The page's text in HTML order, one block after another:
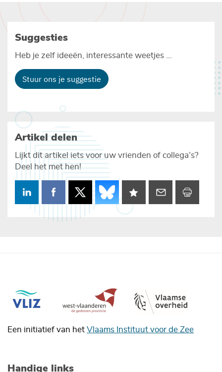
Suggesties
Heb je zelf ideeën, interessante weetjes ...
Stuur ons je suggestie
Artikel delen
Lijkt dit artikel iets voor uw vrienden of collega’s?
Deel het met hen!
Een initiatief van het Vlaams Instituut voor de Zee
Handige links